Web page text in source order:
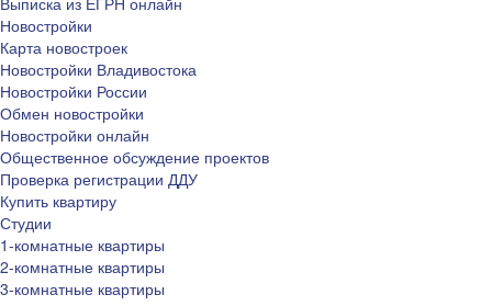
Новостройки
Карта новостроек
Новостройки Владивостока
Новостройки России
Обмен новостройки
Новостройки онлайн
Общественное обсуждение проектов
Проверка регистрации ДДУ
Купить квартиру
Студии
1-комнатные квартиры
2-комнатные квартиры
3-комнатные квартиры